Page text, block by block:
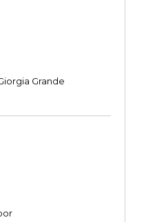
Grande